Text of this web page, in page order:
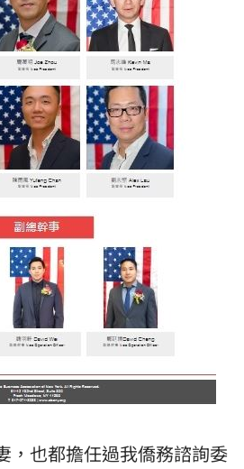
，也都擔任過我僑務諮詢委